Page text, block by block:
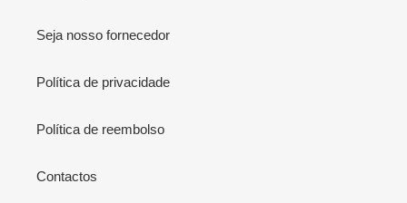
Seja nosso fornecedor
Política de privacidade
Política de reembolso
Contactos